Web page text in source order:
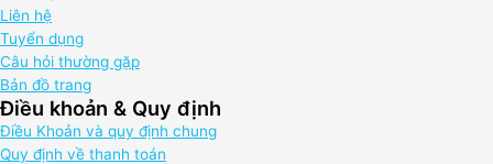
Liên hệ
Tuyển dụng
Câu hỏi thường gặp
Bản đồ trang
Điều khoản & Quy định
Điều Khoản và quy định chung
Quy định về thanh toán